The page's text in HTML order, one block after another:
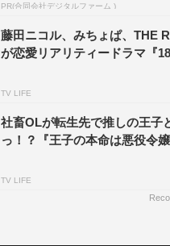
PR(合同会社デジタルファーム )
藤田ニコル、みちょぱ、THE
が恋愛リアリティードラマ『
TV LIFE
社畜OLが転生先で推しの王子
っ！？『王子の本命は悪役令
TV LIFE